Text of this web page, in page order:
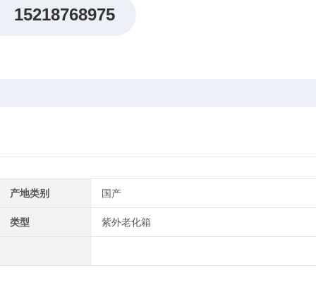
15218768975
产地类别 国产
类型 紫外老化箱